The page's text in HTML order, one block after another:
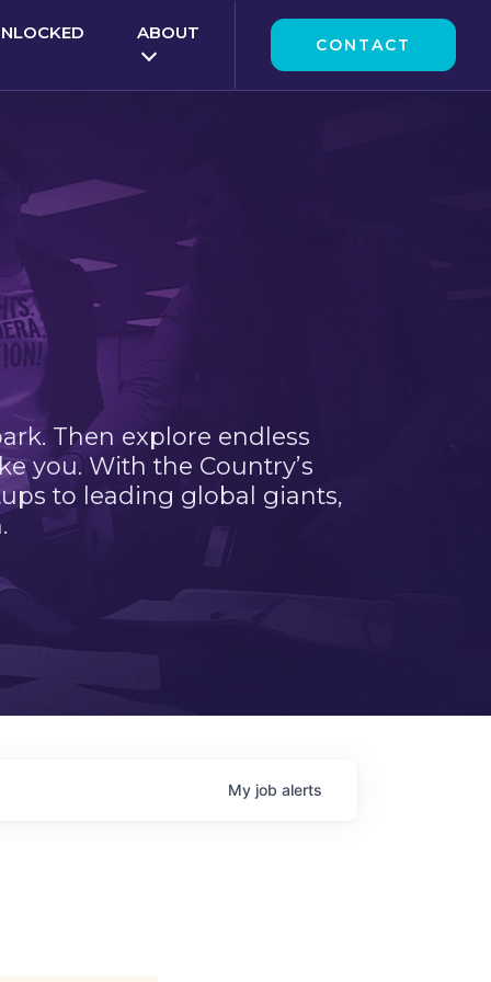
ABOUT
CONTACT
Then explore endless
you. With the Country’s
to leading global giants,
My job alerts